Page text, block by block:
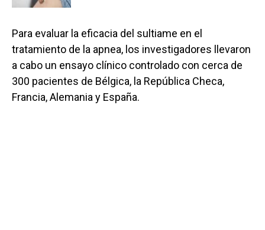
Para evaluar la eficacia del sultiame en el
tratamiento de la apnea, los investigadores llevaron
a cabo un ensayo clínico controlado con cerca de
300 pacientes de Bélgica, la República Checa,
Francia, Alemania y España.